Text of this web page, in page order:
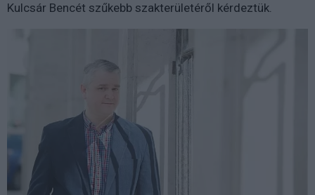
Kulcsár Bencét szűkebb szakterületéről kérdeztük.